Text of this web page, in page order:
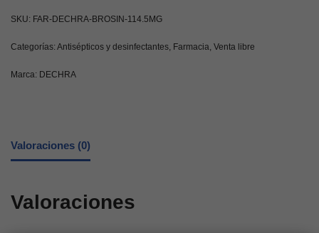
SKU: FAR-DECHRA-BROSIN-114.5MG
Categorías: Antisépticos y desinfectantes Farmacia Venta libre
Marca: DECHRA
Valoraciones (0)
Valoraciones